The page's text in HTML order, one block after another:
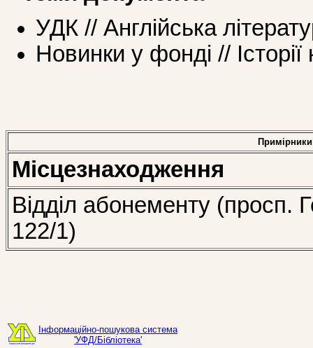
УДК // Англійська
Новинки у фонді // Історії
Примірники
Місцезнаходження
Відділ абонементу (просп.
122/1)
Інформаційно-пошукова система
'УФД/Бібліотека'